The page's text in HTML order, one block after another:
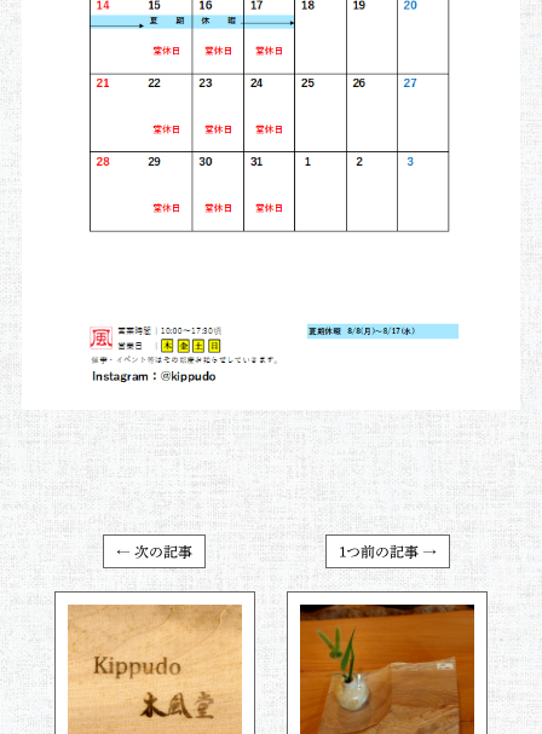
← 次の記事 1つ前の記事 →